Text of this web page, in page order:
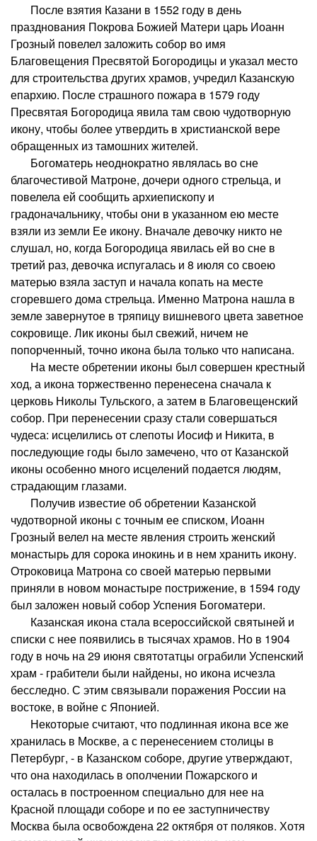
После взятия Казани в 1552 году в день
празднования Покрова Божией Матери царь Иоанн
Грозный повелел заложить собор во имя
Благовещения Пресвятой Богородицы и указал место
для строительства других храмов, учредил Казанскую
епархию. После страшного пожара в 1579 году
Пресвятая Богородица явила там свою чудотворную
икону, чтобы более утвердить в христианской вере
обращенных из тамошних жителей.
Богоматерь неоднократно являлась во сне
благочестивой Матроне, дочери одного стрельца, и
повелела ей сообщить архиепископу и
градоначальнику, чтобы они в указанном ею месте
взяли из земли Ее икону. Вначале девочку никто не
слушал, но, когда Богородица явилась ей во сне в
третий раз, девочка испугалась и 8 июля со своею
матерью взяла заступ и начала копать на месте
сгоревшего дома стрельца. Именно Матрона нашла в
земле завернутое в тряпицу вишневого цвета заветное
сокровище. Лик иконы был свежий, ничем не
попорченный, точно икона была только что написана.
На месте обретении иконы был совершен крестный
ход, а икона торжественно перенесена сначала к
церковь Николы Тульского, а затем в Благовещенский
собор. При перенесении сразу стали совершаться
чудеса: исцелились от слепоты Иосиф и Никита, в
последующие годы было замечено, что от Казанской
иконы особенно много исцелений подается людям,
страдающим глазами.
Получив известие об обретении Казанской
чудотворной иконы с точным ее списком, Иоанн
Грозный велел на месте явления строить женский
монастырь для сорока инокинь и в нем хранить икону.
Отроковица Матрона со своей матерью первыми
приняли в новом монастыре пострижение, в 1594 году
был заложен новый собор Успения Богоматери.
Казанская икона стала всероссийской святыней и
списки с нее появились в тысячах храмов. Но в 1904
году в ночь на 29 июня святотатцы ограбили Успенский
храм - грабители были найдены, но икона исчезла
бесследно. С этим связывали поражения России на
востоке, в войне с Японией.
Некоторые считают, что подлинная икона все же
хранилась в Москве, а с перенесением столицы в
Петербург, - в Казанском соборе, другие утверждают,
что она находилась в ополчении Пожарского и
осталась в построенном специально для нее на
Красной площади соборе и по ее заступничеству
Москва была освобождена 22 октября от поляков. Хотя